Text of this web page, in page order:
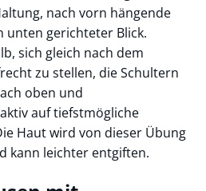
nach vorn hängende
unten gerichteter Blick.
sich gleich nach dem
zu stellen, die Schultern
oben und
auf tiefstmögliche
Haut wird von dieser Übung
kann leichter entgiften.